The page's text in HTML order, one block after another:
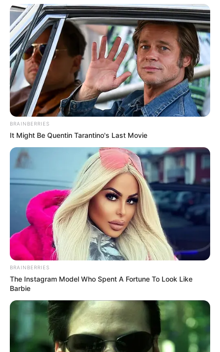
BRAINBERRIES
It Might Be Quentin Tarantino's Last Movie
BRAINBERRIES
The Instagram Model Who Spent A Fortune To Look Like
Barbie